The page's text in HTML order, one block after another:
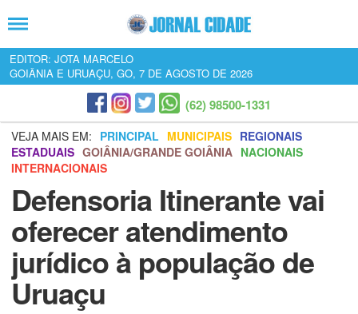
EDITOR: JOTA MARCELO
GOIÂNIA E URUAÇU, GO, 7 DE AGOSTO DE 2026
(62) 98500-1331
VEJA MAIS EM: PRINCIPAL MUNICIPAIS REGIONAIS
ESTADUAIS GOIÂNIA/GRANDE GOIÂNIA NACIONAIS
INTERNACIONAIS
Defensoria Itinerante vai
oferecer atendimento
jurídico à população de
Uruaçu